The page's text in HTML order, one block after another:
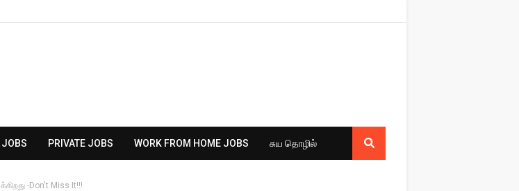
JOBS PRIVATE JOBS WORK FROM HOME JOBS சுய​ தொழில்
-Don't Miss It!!!